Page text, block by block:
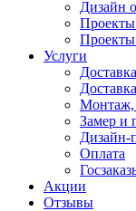
Дизайн
Проекты
Проекты
Услуги
Монтаж,
Замер и
Дизайн-
Оплата
Акции
Отзывы